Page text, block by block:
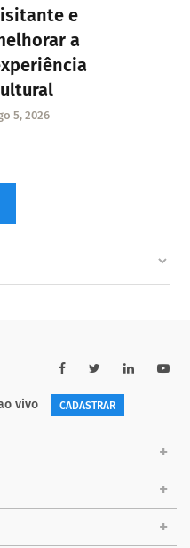
e
a
5, 2026
vivo CADASTRAR